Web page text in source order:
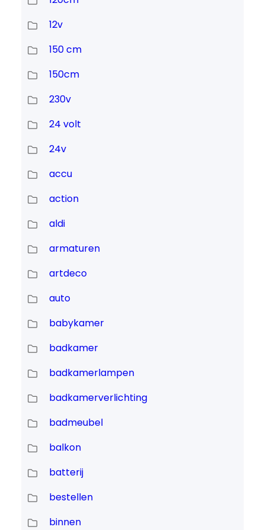
12v
150 cm
150cm
230v
24 volt
24v
accu
action
aldi
armaturen
artdeco
auto
babykamer
badkamer
badkamerlampen
badkamerverlichting
badmeubel
balkon
batterij
bestellen
binnen